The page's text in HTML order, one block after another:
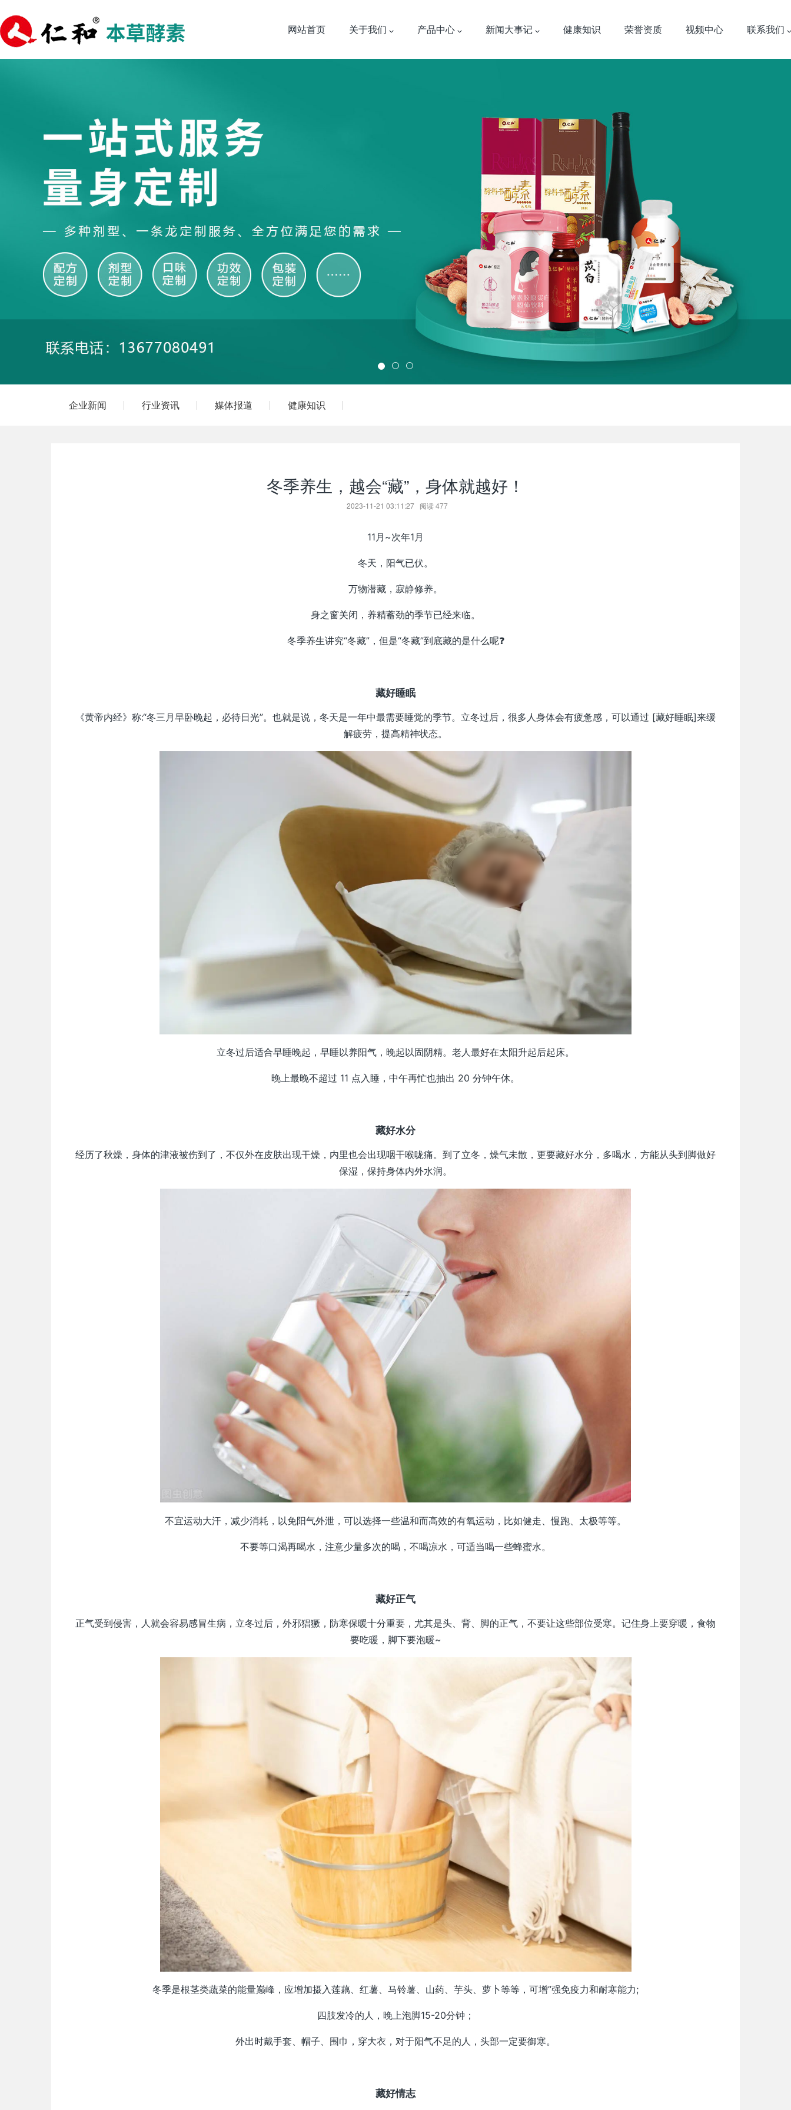
网站首页 关于我们 产品中心 新闻大事记 健康知识 荣誉资质 视频中心 联系我们
企业新闻 行业资讯 媒体报道 健康知识
冬季养生，越会“藏”，身体就越好！
2023-11-21 03:11:27 阅读477
11月~次年1月
冬天，阳气已伏。
万物潜藏，寂静修养。
身之窗关闭，养精蓄劲的季节已经来临。
冬季养生讲究“冬藏”，但是“冬藏”到底藏的是什么呢❓
藏好睡眠
《黄帝内经》称:“冬三月早卧晚起，必待日光”。也就是说，冬天是一年中最需要睡觉的季节。立冬过后，很多人身体会有疲惫感，可以通过 [藏好睡眠]来缓
解疲劳，提高精神状态。
立冬过后适合早睡晚起，早睡以养阳气，晚起以固阴精。老人最好在太阳升起后起床。
晚上最晚不超过 11 点入睡，中午再忙也抽出 20 分钟午休。
藏好水分
经历了秋燥，身体的津液被伤到了，不仅外在皮肤出现干燥，内里也会出现咽干喉咙痛。到了立冬，燥气未散，更要藏好水分，多喝水，方能从头到脚做好
保湿，保持身体内外水润。
不宜运动大汗，减少消耗，以免阳气外泄，可以选择一些温和而高效的有氧运动，比如健走、慢跑、太极等等。
不要等口渴再喝水，注意少量多次的喝，不喝凉水，可适当喝一些蜂蜜水。
藏好正气
正气受到侵害，人就会容易感冒生病，立冬过后，外邪猖獗，防寒保暖十分重要，尤其是头、背、脚的正气，不要让这些部位受寒。记住身上要穿暖，食物
要吃暖，脚下要泡暖~
冬季是根茎类蔬菜的能量巅峰，应增加摄入莲藕、红薯、马铃薯、山药、芋头、萝卜等等，可增”强免疫力和耐寒能力;
四肢发冷的人，晚上泡脚15-20分钟；
外出时戴手套、帽子、围巾，穿大衣，对于阳气不足的人，头部一定要御寒。
藏好情志